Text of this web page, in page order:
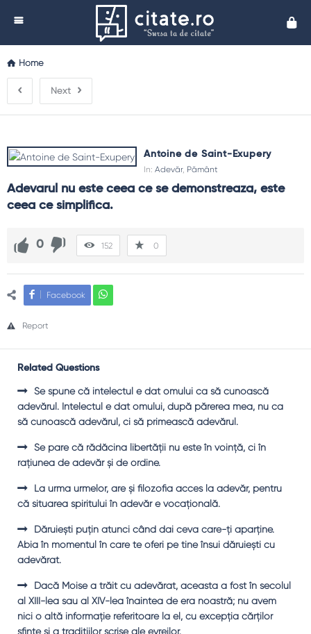
Home
Next
Antoine de Saint-Exupery
In: Adevăr, Pământ
Adevarul nu este ceea ce se demonstreaza, este
ceea ce simplifica.
0 152 0
Facebook
Report
Related Questions
Se spune că intelectul e dat omului ca să cunoască
adevărul. Intelectul e dat omului, după părerea mea, nu ca
să cunoască adevărul, ci să primească adevărul.
Se pare că rădăcina libertăţii nu este în voinţă, ci în
raţiunea de adevăr şi de ordine.
La urma urmelor, are şi filozofia acces la adevăr, pentru
că situarea spiritului în adevăr e vocaţională.
Dăruieşti puţin atunci când dai ceva care-ţi aparţine.
Abia în momentul în care te oferi pe tine însui dăruieşti cu
adevărat.
Dacă Moise a trăit cu adevărat, aceasta a fost în secolul
al XIII-lea sau al XIV-lea înaintea de era noastră; nu avem
nici o altă informaţie referitoare la el, cu excepţia cărţilor
sfinte şi a tradiţiilor scrise ale evreilor.